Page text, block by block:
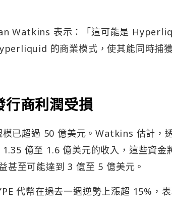
Watkins 表示：「這可能是
的商業模式，使其能同時捕
行商利潤受損
已超過 50 億美元。Watkins 估計，
億至 1.6 億美元的收入，這些資金
甚至可能達到 3 億至 5 億美元。
代幣在過去一週逆勢上漲超 15%，